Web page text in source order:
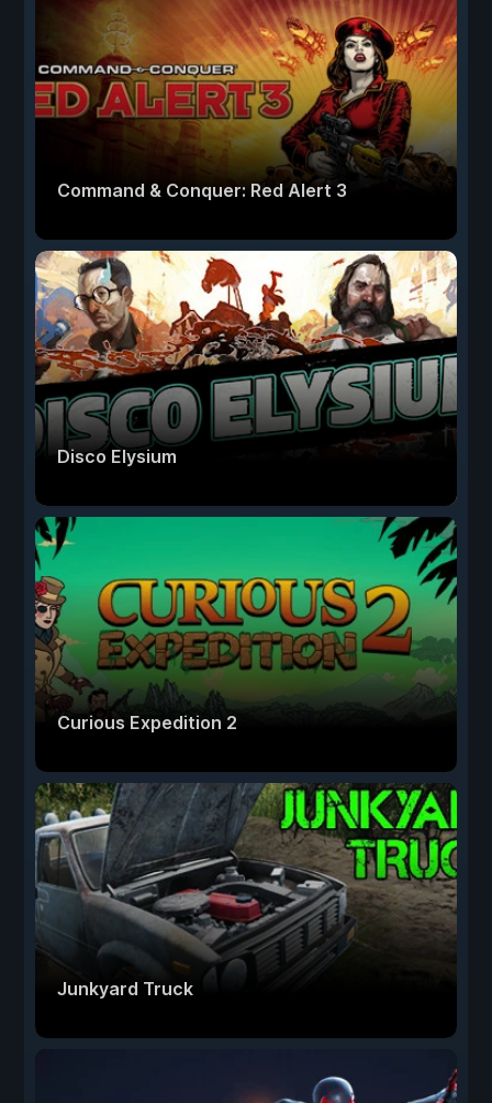
Command & Conquer: Red Alert 3
Disco Elysium
Curious Expedition 2
Junkyard Truck